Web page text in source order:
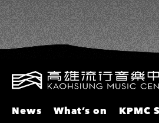
News What’s on
KPMC